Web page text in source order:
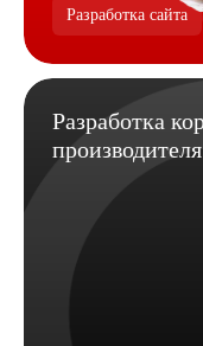
Разработка сайта
Разработка